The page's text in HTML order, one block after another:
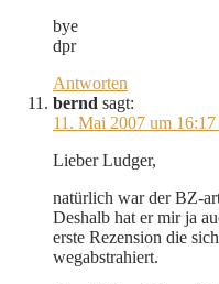
bye
dpr
Antworten
bernd sagt:
11. Mai 2007 um
Lieber Ludger,
natürlich war der BZ-
Deshalb hat er mir ja
erste Rezension die
wegabstrahiert.